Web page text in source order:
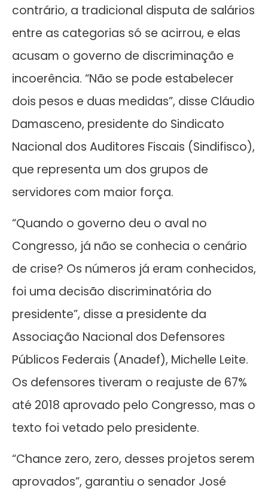
contrário, a tradicional disputa de salários
entre as categorias só se acirrou, e elas
acusam o governo de discriminação e
incoerência. “Não se pode estabelecer
dois pesos e duas medidas”, disse Cláudio
Damasceno, presidente do Sindicato
Nacional dos Auditores Fiscais (Sindifisco),
que representa um dos grupos de
servidores com maior força.
“Quando o governo deu o aval no
Congresso, já não se conhecia o cenário
de crise? Os números já eram conhecidos,
foi uma decisão discriminatória do
presidente”, disse a presidente da
Associação Nacional dos Defensores
Públicos Federais (Anadef), Michelle Leite.
Os defensores tiveram o reajuste de 67%
até 2018 aprovado pelo Congresso, mas o
texto foi vetado pelo presidente.
“Chance zero, zero, desses projetos serem
aprovados”, garantiu o senador José